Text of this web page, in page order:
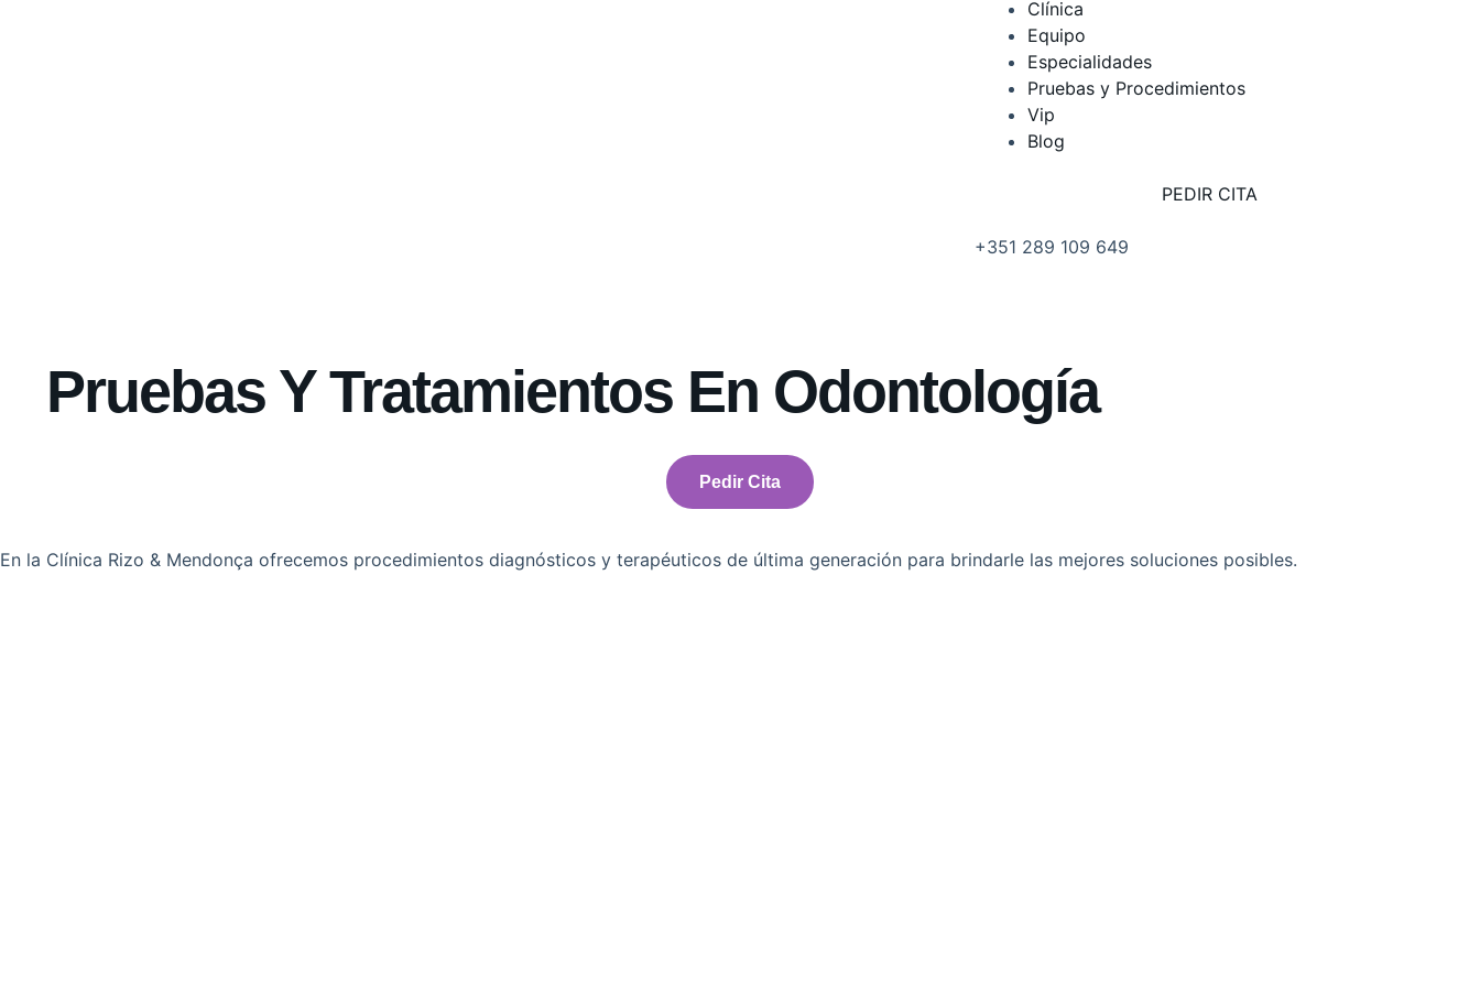
Clínica
Equipo
Especialidades
Pruebas y Procedimientos
Vip
Blog
PEDIR CITA
+351 289 109 649
Pruebas Y Tratamientos En Odontología
Pedir Cita
En la Clínica Rizo & Mendonça ofrecemos procedimientos diagnósticos y terapéuticos de última generación para brindarle las mejores soluciones posibles.